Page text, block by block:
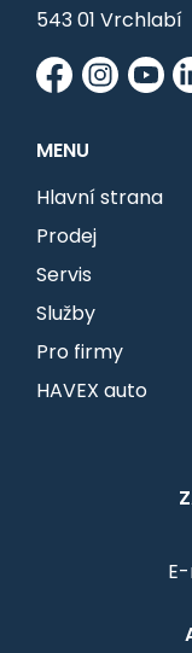
543 01 Vrchlabí
MENU
Hlavní strana
Prodej
Servis
Služby
Pro firmy
HAVEX auto